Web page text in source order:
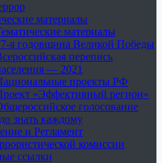
материалы
материалы
я годовщина Великой Победы
перепись
— 2021
проекты РФ
«Эффективный регион»
голосование
знать каждому
и Регламент
комиссии
ссылки